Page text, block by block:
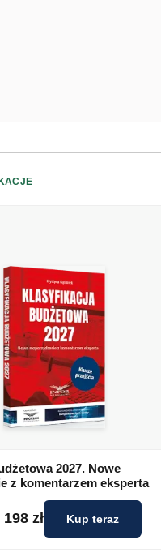
2027. Nowe
z komentarzem eksperta
198 zł Kup teraz